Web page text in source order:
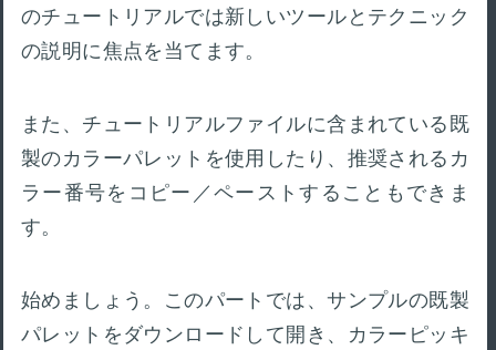
のチュートリアルでは新しいツールとテクニック
の説明に焦点を当てます。
また、チュートリアルファイルに含まれている既
製のカラーパレットを使用したり、推奨されるカ
ラー番号をコピー／ペーストすることもできま
す。
始めましょう。このパートでは、サンプルの既製
パレットをダウンロードして開き、カラーピッキ